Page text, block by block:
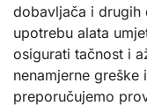
dobavljača i drugih
upotrebu alata
osigurati tačnost i
nenamjerne
preporučujemo